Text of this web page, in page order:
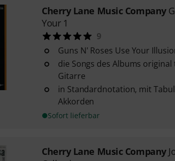
Cherry Lane Music Company
Your 1
9
Guns N' Roses Use Your
die Songs des Albums
Gitarre
in Standardnotation, mit
Akkorden
Sofort lieferbar
Cherry Lane Music Company